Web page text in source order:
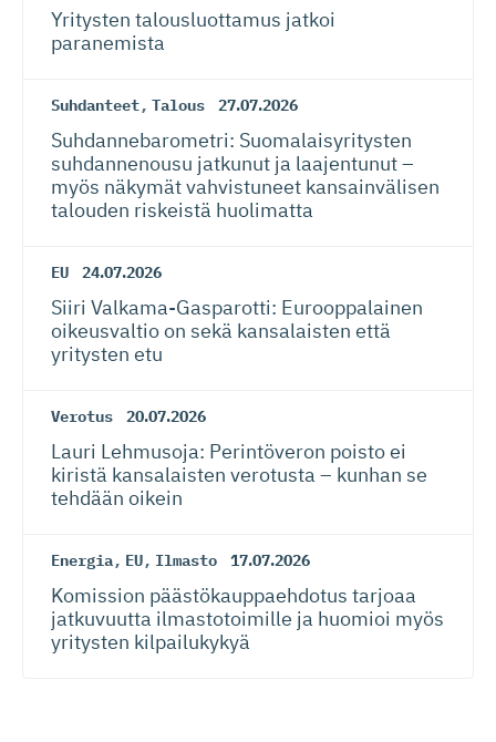
Yritysten talousluottamus jatkoi
paranemista
Suhdanteet, Talous 27.07.2026
Suhdanneba­ro­metri: Suomalaisy­ri­tysten
suhdannenousu jatkunut ja laajentunut –
myös näkymät vahvistuneet kansainvälisen
talouden riskeistä huolimatta
EU 24.07.2026
Siiri Valkama-Gas­pa­rotti: Eurooppalainen
oikeusvaltio on sekä kansalaisten että
yritysten etu
Verotus 20.07.2026
Lauri Lehmusoja: Perintöveron poisto ei
kiristä kansalaisten verotusta – kunhan se
tehdään oikein
Energia, EU, Ilmasto 17.07.2026
Komission päästökaup­paehdotus tarjoaa
jatkuvuutta ilmastotoimille ja huomioi myös
yritysten kilpailukykyä